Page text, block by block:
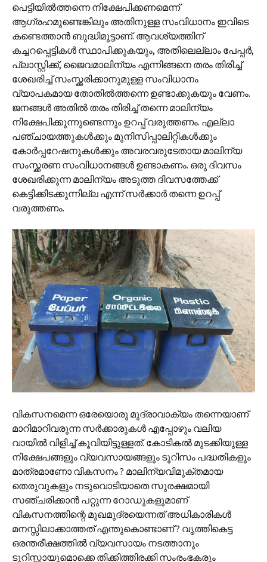
പെട്ടിയില്‍ത്തന്നെ നിക്ഷേപിക്കണമെന്ന്
ആഗ്രഹമുണ്ടെങ്കിലും അതിനുള്ള സംവിധാനം ഇവിടെ
കണ്ടെത്താന്‍ ബുദ്ധിമുട്ടാണ്. ആവശ്യത്തിന്
കച്ചറപ്പെട്ടികള്‍ സ്ഥാപിക്കുകയും, അതിലെല്ലാം പേപ്പര്‍,
പ്ലാസ്റ്റിക്ക്, ജൈവമാലിന്യം എന്നിങ്ങനെ തരം തിരിച്ച്
ശേഖരിച്ച് സംസ്ക്കരിക്കാനുമുള്ള സംവിധാനം
വ്യാപകമായ തോതില്‍ത്തന്നെ ഉണ്ടാക്കുകയും വേണം.
ജനങ്ങള്‍ അതില്‍ തരം തിരിച്ച് തന്നെ മാലിന്യം
നിക്ഷേപിക്കുന്നുണ്ടെന്നും ഉറപ്പ് വരുത്തണം. എല്ലാ
പഞ്ചായത്തുകള്‍ക്കും മുനിസിപ്പാലിറ്റികള്‍ക്കും
കോര്‍പ്പറേഷനുകള്‍ക്കും അവരവരുടേതായ മാലിന്യ
സംസ്ക്കരണ സംവിധാനങ്ങള്‍ ഉണ്ടാകണം. ഒരു ദിവസം
ശേഖരിക്കുന്ന മാലിന്യം അടുത്ത ദിവസത്തേക്ക്
കെട്ടിക്കിടക്കുന്നില്ല എന്ന് സര്‍ക്കാര്‍ തന്നെ ഉറപ്പ്
വരുത്തണം.
വികസനമെന്ന ഒരേയൊരു മുദ്രാവാക്യം തന്നെയാണ്
മാറിമാറിവരുന്ന സര്‍ക്കാരുകള്‍ എപ്പോഴും വലിയ
വായില്‍ വിളിച്ച് കൂവിയിട്ടുള്ളത്. കോടികല്‍ മുടക്കിയുള്ള
നിക്ഷേപങ്ങളും വ്യവസായങ്ങളും ടൂറിസം പദ്ധതികളും
മാത്രമാണോ വികസനം ? മാലിന്യവിമുക്തമായ
തെരുവുകളും നടുവൊടിയാതെ സുരക്ഷമായി
സഞ്ചരിക്കാന്‍ പറ്റുന്ന റോഡുകളുമാണ്
വികസനത്തിന്റെ മുഖമുദ്രയെന്നത് അധികാരികള്‍
മനസ്സിലാക്കാത്തത് എന്തുകൊണ്ടാണ് ? വൃത്തികെട്ട
ഒരന്തരീക്ഷത്തില്‍ വ്യവസായം നടത്താനും
ടൂറിസ്റ്റായുമൊക്കെ തിക്കിത്തിരക്കി സംരംഭകരും